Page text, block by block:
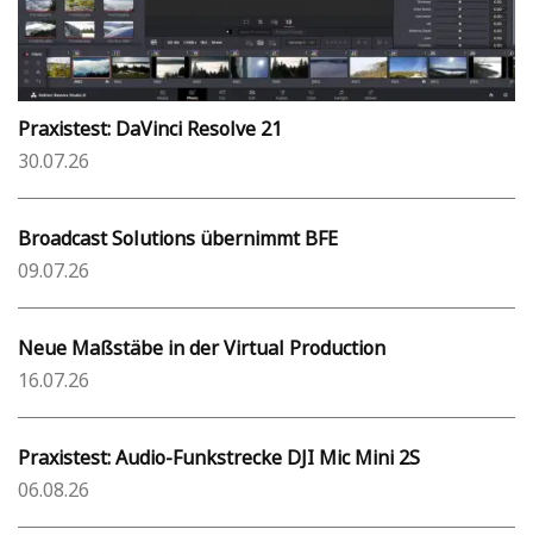
Praxistest: DaVinci Resolve 21
30.07.26
Broadcast Solutions übernimmt BFE
09.07.26
Neue Maßstäbe in der Virtual Production
16.07.26
Praxistest: Audio-Funkstrecke DJI Mic Mini 2S
06.08.26